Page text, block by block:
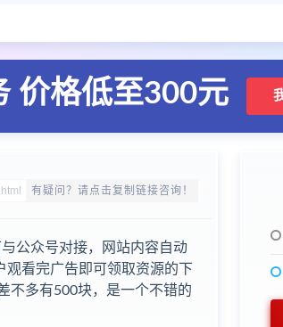
价格低至300元
有疑问？请点击复制链接咨询！
公众号对接，网站内容自动
观看完广告即可领取资源的下
不多有500块，是一个不错的